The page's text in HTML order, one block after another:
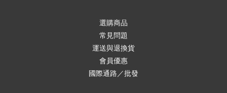
選購商品
常見問題
運送與退換貨
會員優惠
國際通路／批發